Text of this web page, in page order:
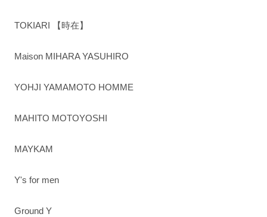
TOKIARI 【時在】
Maison MIHARA YASUHIRO
YOHJI YAMAMOTO HOMME
MAHITO MOTOYOSHI
MAYKAM
Y's for men
Ground Y